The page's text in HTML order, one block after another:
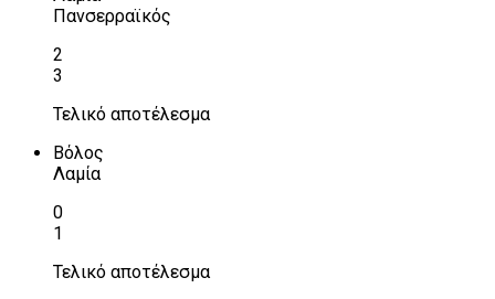
Πανσερραϊκός
2
3
Τελικό αποτέλεσμα
Βόλος
Λαμία
0
1
Τελικό αποτέλεσμα